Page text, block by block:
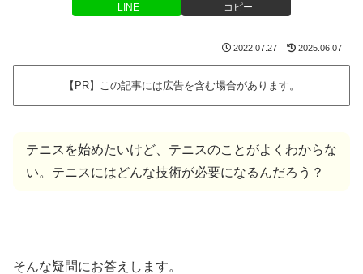
LINE コピー
2022.07.27 2025.06.07
【PR】この記事には広告を含む場合があります。
テニスを始めたいけど、テニスのことがよくわからな
い。テニスにはどんな技術が必要になるんだろう？
そんな疑問にお答えします。